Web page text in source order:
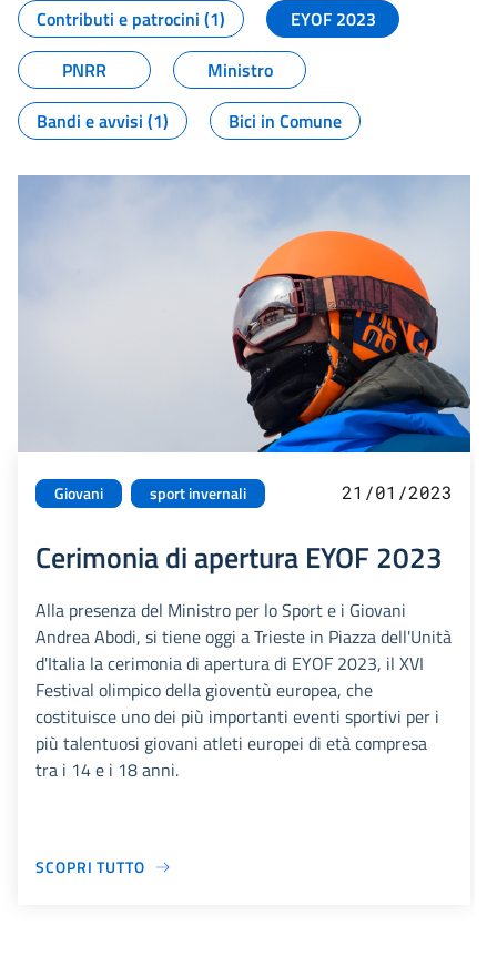
Contributi e patrocini (1)
EYOF 2023
PNRR
Ministro
Bandi e avvisi (1)
Bici in Comune
Giovani sport invernali 21/01/2023
Cerimonia di apertura EYOF 2023
Alla presenza del Ministro per lo Sport e i Giovani
Andrea Abodi, si tiene oggi a Trieste in Piazza dell'Unità
d'Italia la cerimonia di apertura di EYOF 2023, il XVI
Festival olimpico della gioventù europea, che
costituisce uno dei più importanti eventi sportivi per i
più talentuosi giovani atleti europei di età compresa
tra i 14 e i 18 anni.
SCOPRI TUTTO